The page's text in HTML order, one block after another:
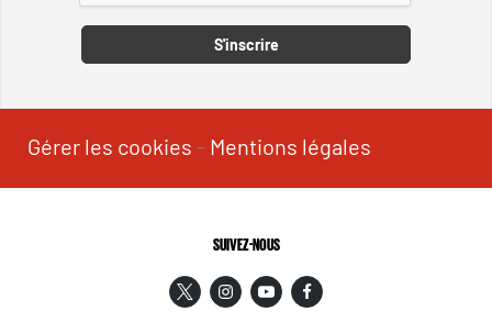
S'inscrire
Gérer les cookies - Mentions légales
SUIVEZ-NOUS